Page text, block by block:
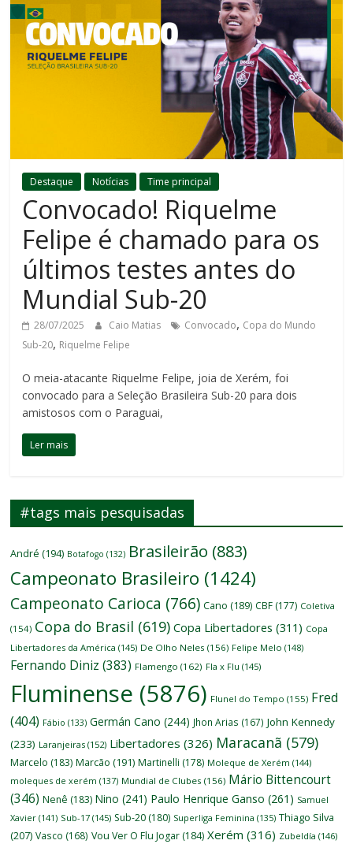
Destaque Notícias Time principal
Convocado! Riquelme
Felipe é chamado para os
últimos testes antes do
Mundial Sub-20
28/07/2025 Caio Matias Convocado, Copa do Mundo
Sub-20, Riquelme Felipe
O meia-atacante Riquelme Felipe, joia de Xerém, foi
convocado para a Seleção Brasileira Sub-20 para dois
amistosos com o Paraguai,
Ler mais
#tags mais pesquisadas
André (194) Botafogo (132) Brasileirão (883)
Campeonato Brasileiro (1424)
Campeonato Carioca (766) Cano (189) CBF (177) Coletiva
(154) Copa do Brasil (619) Copa Libertadores (311) Copa
Libertadores da América (145) De Olho Neles (156) Felipe Melo (148)
Fernando Diniz (383) Flamengo (162) Fla x Flu (145)
Fluminense (5876) Flunel do Tempo (155) Fred
(404) Fábio (133) Germán Cano (244) Jhon Arias (167) John Kennedy
(233) Laranjeiras (152) Libertadores (326) Maracanã (579)
Marcelo (183) Marcão (191) Martinelli (178) Moleque de Xerém (144)
moleques de xerém (137) Mundial de Clubes (156) Mário Bittencourt
(346) Nenê (183) Nino (241) Paulo Henrique Ganso (261) Samuel
Xavier (141) Sub-17 (145) Sub-20 (180) Superliga Feminina (135) Thiago Silva
(207) Vasco (168) Vou Ver O Flu Jogar (184) Xerém (316) Zubeldía (146)